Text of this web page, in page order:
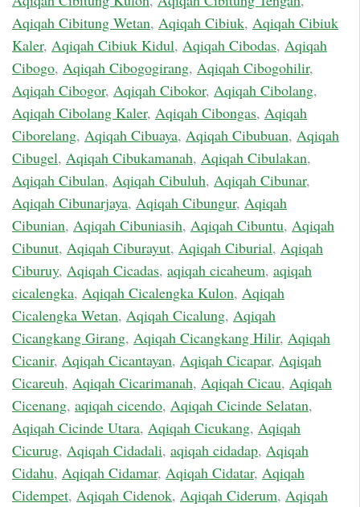
Aqiqah Cibitung Wetan, Aqiqah Cibiuk, Aqiqah Cibiuk
Kaler, Aqiqah Cibiuk Kidul, Aqiqah Cibodas, Aqiqah
Cibogo, Aqiqah Cibogogirang, Aqiqah Cibogohilir,
Aqiqah Cibogor, Aqiqah Cibokor, Aqiqah Cibolang,
Aqiqah Cibolang Kaler, Aqiqah Cibongas, Aqiqah
Ciborelang, Aqiqah Cibuaya, Aqiqah Cibubuan, Aqiqah
Cibugel, Aqiqah Cibukamanah, Aqiqah Cibulakan,
Aqiqah Cibulan, Aqiqah Cibuluh, Aqiqah Cibunar,
Aqiqah Cibunarjaya, Aqiqah Cibungur, Aqiqah
Cibunian, Aqiqah Cibuniasih, Aqiqah Cibuntu, Aqiqah
Cibunut, Aqiqah Ciburayut, Aqiqah Ciburial, Aqiqah
Ciburuy, Aqiqah Cicadas, aqiqah cicaheum, aqiqah
cicalengka, Aqiqah Cicalengka Kulon, Aqiqah
Cicalengka Wetan, Aqiqah Cicalung, Aqiqah
Cicangkang Girang, Aqiqah Cicangkang Hilir, Aqiqah
Cicanir, Aqiqah Cicantayan, Aqiqah Cicapar, Aqiqah
Cicareuh, Aqiqah Cicarimanah, Aqiqah Cicau, Aqiqah
Cicenang, aqiqah cicendo, Aqiqah Cicinde Selatan,
Aqiqah Cicinde Utara, Aqiqah Cicukang, Aqiqah
Cicurug, Aqiqah Cidadali, aqiqah cidadap, Aqiqah
Cidahu, Aqiqah Cidamar, Aqiqah Cidatar, Aqiqah
Cidempet, Aqiqah Cidenok, Aqiqah Ciderum, Aqiqah